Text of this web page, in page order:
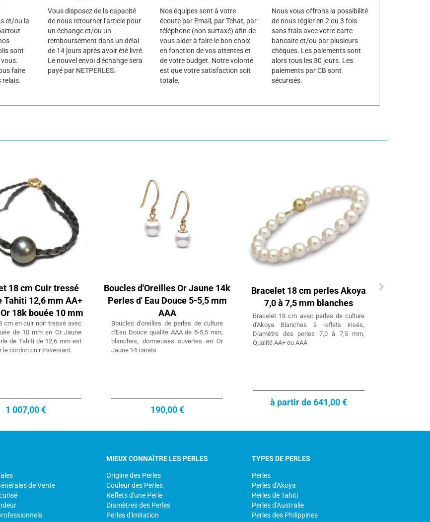
et/ou la
sont
faire
relais.
Vous disposez de la capacité
de nous retourner l'article pour
un échange et/ou un
remboursement dans un délai
de 14 jours après avoir été livré.
Le nouvel envoi d'échange sera
payé par NETPERLES.
Nos équipes sont à votre
écoute par Email, par Tchat, par
téléphone (non surtaxé) afin de
vous aider à faire le bon choix
en fonction de vos attentes et
de votre budget. Notre volonté
est que votre satisfaction soit
totale.
Nous vous offrons la possibilité
de nous régler en 2 ou 3 fois
sans frais avec votre carte
bancaire et/ou par plusieurs
chèques. Les paiements sont
alors tous les 30 jours. Les
paiements par CB sont
sécurisés.
18 cm Cuir tressé
Tahiti 12,6 mm AA+
18k bouée 10 mm
cm en cuir noir tressé avec
de 10 mm en Or Jaune
de Tahiti de 12,6 mm est
le cordon cuir traversant.
1 007,00 €
Boucles d'Oreilles Or Jaune 14k
Perles d' Eau Douce 5-5,5 mm
AAA
Boucles d'oreilles de perles de culture
d'Eau Douce qualité AAA de 5-5,5 mm,
blanches, dormeuses ouvertes en Or
Jaune 14 carats
190,00 €
Bracelet 18 cm perles Akoya
7,0 à 7,5 mm blanches
Bracelet 18 cm avec perles de culture
d'Akoya Blanches à reflets irisés,
Diamètre des perles 7,0 à 7,5 mm,
Qualité AA+ ou AAA
à partir de 641,00 €
de Vente
MIEUX CONNAÎTRE LES PERLES
Origine des Perles
Couleur des Perles
Reflets d'une Perle
Diamètres des Perles
Perles d'imitation
TYPES DE PERLES
Perles
Perles d'Akoya
Perles de Tahiti
Perles d'Australie
Perles des Philippines